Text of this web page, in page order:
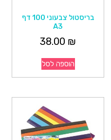
בריסטול צבעוני 100 דף
A3
38.00 ₪
הוספה לסל